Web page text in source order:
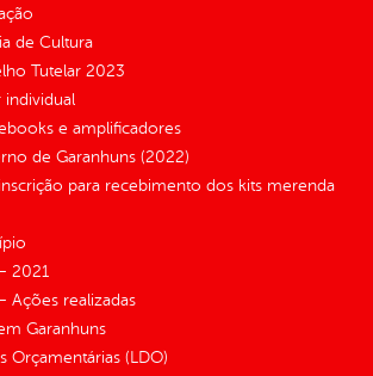
de Cultura
Tutelar 2023
individual
e amplificadores
de Garanhuns (2022)
para recebimento dos kits merenda
2021
Ações realizadas
Garanhuns
Orçamentárias (LDO)